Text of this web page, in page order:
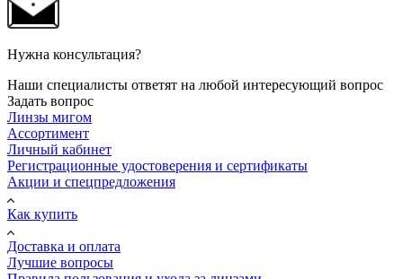
Нужна консультация?
Наши специалисты ответят на любой интересующий вопрос
Задать вопрос
Линзы мигом
Ассортимент
Личный кабинет
Регистрационные удостоверения и сертификаты
Акции и спецпредложения
Как купить
Доставка и оплата
Лучшие вопросы